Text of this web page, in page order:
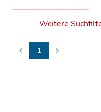
Weitere
Previous
1 Next